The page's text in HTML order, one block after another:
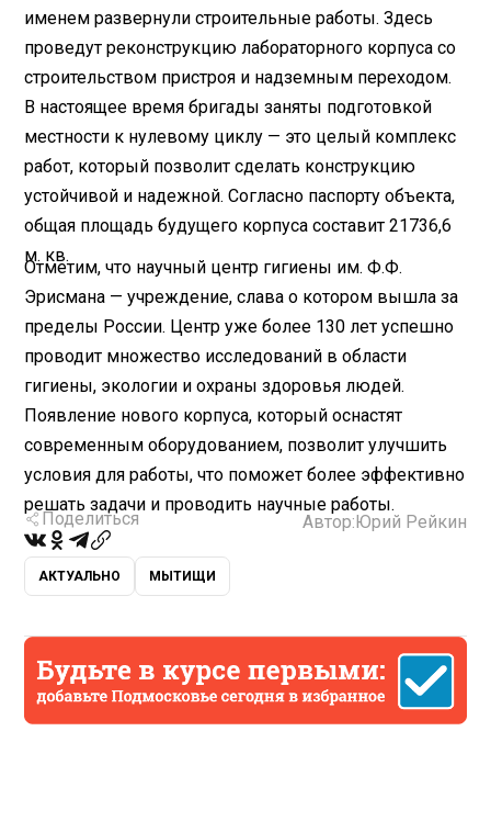
именем развернули строительные работы. Здесь
проведут реконструкцию лабораторного корпуса со
строительством пристроя и надземным переходом.
В настоящее время бригады заняты подготовкой
местности к нулевому циклу — это целый комплекс
работ, который позволит сделать конструкцию
устойчивой и надежной. Согласно паспорту объекта,
общая площадь будущего корпуса составит 21736,6
м. кв.
Отметим, что научный центр гигиены им. Ф.Ф.
Эрисмана — учреждение, слава о котором вышла за
пределы России. Центр уже более 130 лет успешно
проводит множество исследований в области
гигиены, экологии и охраны здоровья людей.
Появление нового корпуса, который оснастят
современным оборудованием, позволит улучшить
условия для работы, что поможет более эффективно
решать задачи и проводить научные работы.
Поделиться Автор: Юрий Рейкин
АКТУАЛЬНО МЫТИЩИ